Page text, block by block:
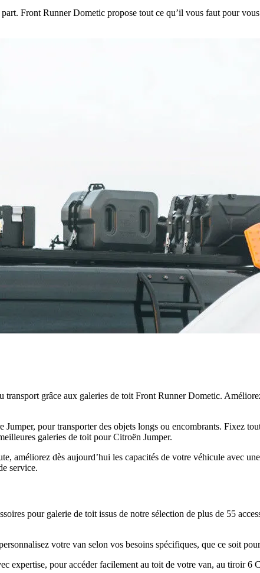
Front Runner Dometic propose tout ce qu’il vous faut pour vous
grâce aux galeries de toit Front Runner Dometic.
pour transporter des objets longs ou encombrants. Fixez
galeries de toit pour Citroën Jumper.
améliorez dès aujourd’hui les capacités de votre véhicule avec
service.
pour galerie de toit issus de notre sélection de plus de 55
votre van selon vos besoins spécifiques, que ce soit
expertise, pour accéder facilement au toit de votre van, au tiroir 6